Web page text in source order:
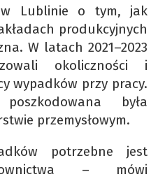
w Lublinie o tym, jak
produkcyjnych
W latach 2021–2023
okoliczności i
wypadków przy pracy.
była
przemysłowym.
potrzebne jest
– mówi